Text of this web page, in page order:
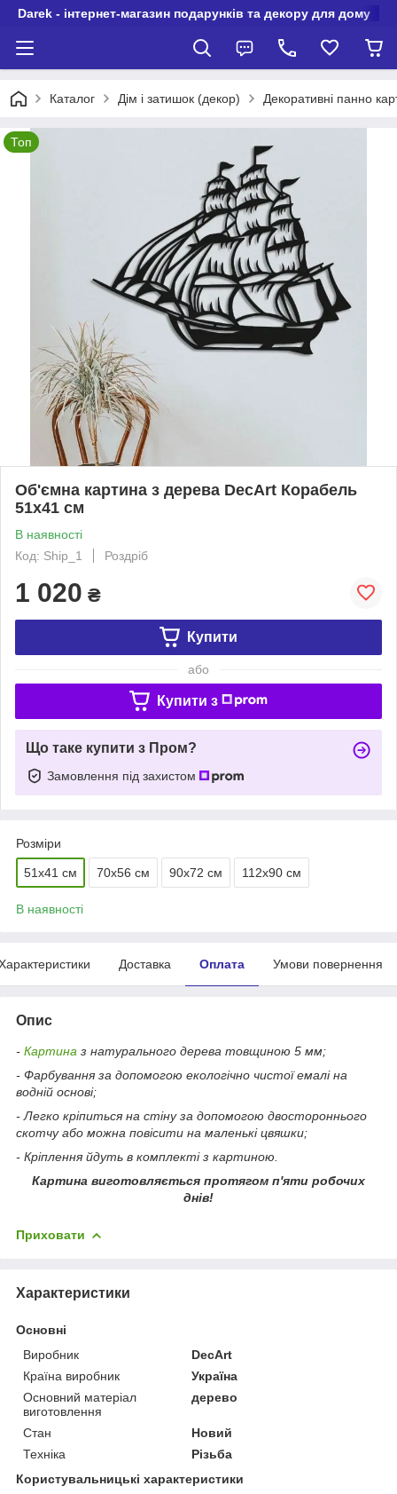
Darek - інтернет-магазин подарунків та декору для дому
Каталог Дім і затишок (декор) Декоративні панно
Топ
Об'ємна картина з дерева DecArt Корабель
51х41 см
В наявності
Код: Ship_1
Роздріб
1 020 ₴
Купити
або
Купити з
Що таке купити з Пром?
Замовлення під захистом
Розміри
51х41 см 70х56 см 90х72 см 112х90 см
В наявності
Доставка Оплата Умови повернення
Опис
- Картина з натурального дерева товщиною 5 мм;
- Фарбування за допомогою екологічно чистої емалі на
водній основі;
- Легко кріпиться на стіну за допомогою двостороннього
скотчу або можна повісити на маленькі цвяшки;
- Кріплення йдуть в комплекті з картиною.
Картина виготовляється протягом п'яти робочих
днів!
Приховати
Характеристики
Основні
Виробник
DecArt
Країна виробник
Україна
Основний матеріал
виготовлення
дерево
Стан
Новий
Техніка
Різьба
Користувальницькі характеристики